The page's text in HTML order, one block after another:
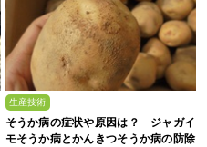
生産技術
そうか病の症状や原因は？ ジャガイ
モそうか病とかんきつそうか病の防除